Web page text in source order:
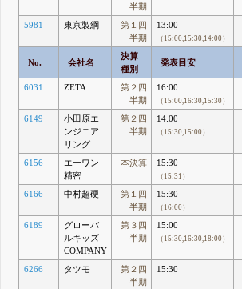
半期
5981 東京製綱
第１四
半期
13:00
（15:00,15:30,14:00）
No. 会社名
決算
種別
発表目安
6031 ZETA
第２四
半期
16:00
（15:00,16:30,15:30）
6149
小田原エ
ンジニア
リング
第２四
半期
14:00
（15:30,15:00）
6156
エーワン
精密
本決算 15:30
（15:31）
6166 中村超硬
第１四
半期
15:30
（16:00）
6189
グローバ
ルキッズ
COMPANY
第３四
半期
15:00
（15:30,16:30,18:00）
6266 タツモ
第２四
半期
15:30